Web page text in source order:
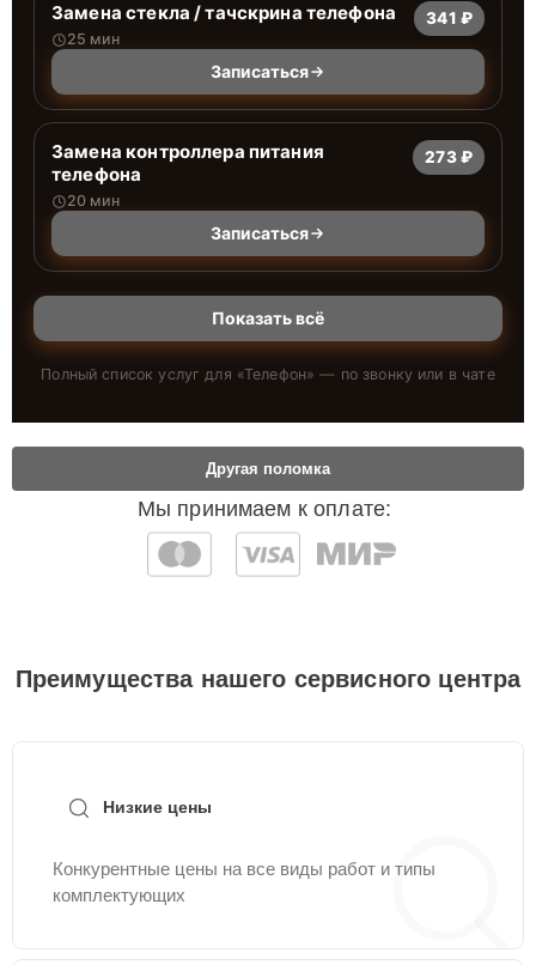
Замена стекла / тачскрина телефона
25 мин
341 ₽
Записаться
Замена контроллера питания
телефона
20 мин
273 ₽
Записаться
Показать всё
Полный список услуг для «Телефон» — по звонку или в чате
Мы принимаем к оплате:
Другая поломка
Преимущества нашего сервисного центра
Низкие цены
Конкурентные цены на все виды работ и типы
комплектующих